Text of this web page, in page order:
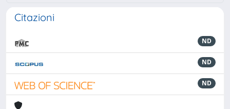
Citazioni
ND
ND
ND